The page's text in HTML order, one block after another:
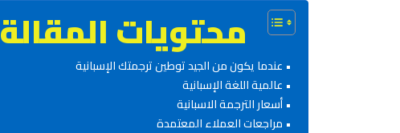
محتويات المقالة
عندما يكون من الجيد توطين ترجمتك الإسبانية
عالمية اللغة الإسبانية
أسعار الترجمة الاسبانية
مراجعات العملاء المعتمدة